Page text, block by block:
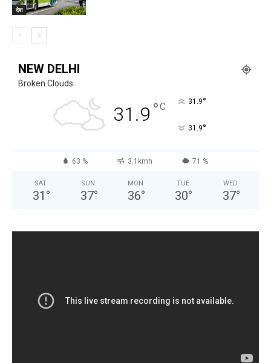
देश
NEW DELHI
Broken Clouds
31.9 °C 31.9°
31.9°
63 % 3.1kmh 71 %
SAT
31 °
SUN
37°
MON
36°
TUE
30°
WED
37°